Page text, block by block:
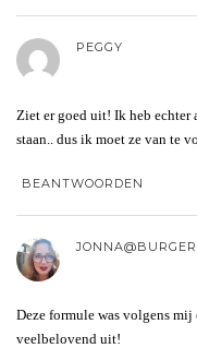
PEGGY
Ziet er goed uit! Ik heb
staan.. dus ik moet ze van te
BEANTWOORDEN
Deze formule was volgens mij
veelbelovend uit!